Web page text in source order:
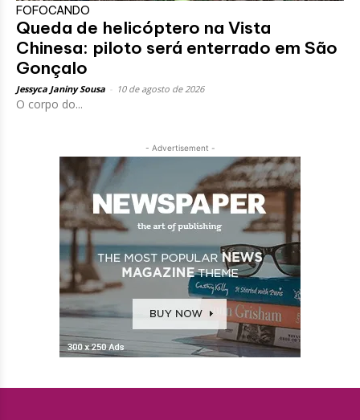
FOFOCANDO
Queda de helicóptero na Vista
Chinesa: piloto será enterrado em São
Gonçalo
Jessyca Janiny Sousa 10 de agosto de 2026
O corpo do...
- Advertisement -